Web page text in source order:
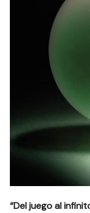
“Del juego al